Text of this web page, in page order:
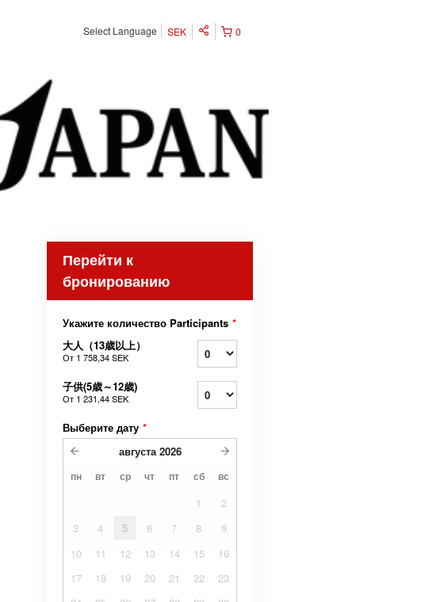
0
SEK
Select Language
Перейти к
бронированию
Укажите количество Participants *
大人（13歳以上）
От 1 758,34 SEK
子供(5歳～12歳)
От 1 231,44 SEK
Выберите дату *
августа 2026
пн вт ср чт пт сб вс
1
2
3
4 5 6 7 8
9
10
11 12 13 14 15
16
17
18 19 20 21 22
23